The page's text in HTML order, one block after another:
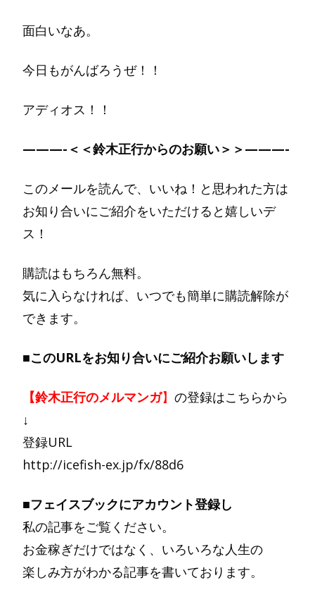
面白いなあ。
今日もがんばろうぜ！！
アディオス！！
———-＜＜鈴木正行からのお願い＞＞———-
このメールを読んで、いいね！と思われた方は
お知り合いにご紹介をいただけると嬉しいデ
ス！
購読はもちろん無料。
気に入らなければ、いつでも簡単に購読解除が
できます。
■このURLをお知り合いにご紹介お願いします
【鈴木正行のメルマンガ】 の登録はこちらから
↓
登録URL
http://icefish-ex.jp/fx/88d6
■フェイスブックにアカウント登録し
私の記事をご覧ください。
お金稼ぎだけではなく、いろいろな人生の
楽しみ方がわかる記事を書いております。